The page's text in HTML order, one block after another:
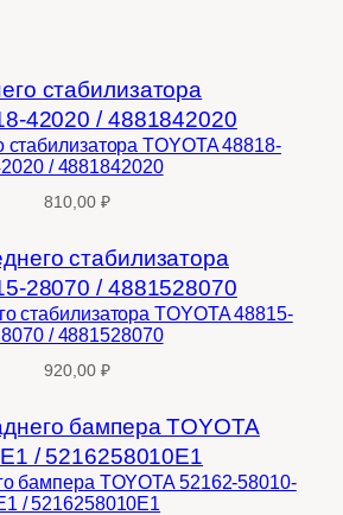
стабилизатора TOYOTA 48818-
/ 4881842020
810,00 ₽
стабилизатора TOYOTA 48815-
/ 4881528070
920,00 ₽
бампера TOYOTA 52162-58010-
/ 5216258010E1